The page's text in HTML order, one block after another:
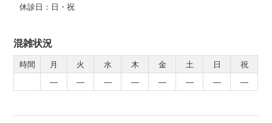
休診日：日・祝
混雑状況
時間 月 火 水 木 金 土 日
祝
―
― ― ― ― ― ― ―